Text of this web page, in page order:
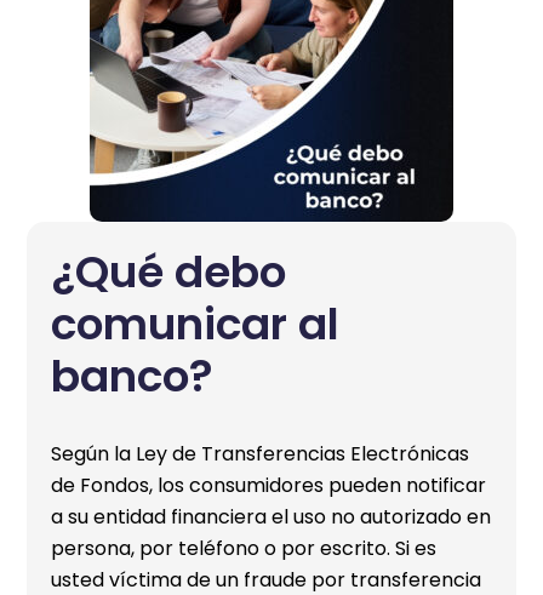
¿Qué debo
comunicar al
banco?
Según la Ley de Transferencias Electrónicas
de Fondos, los consumidores pueden notificar
a su entidad financiera el uso no autorizado en
persona, por teléfono o por escrito. Si es
usted víctima de un fraude por transferencia